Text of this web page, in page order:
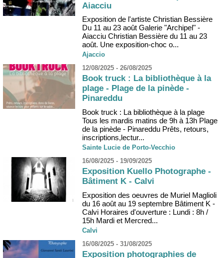
Aiacciu
Exposition de l'artiste Christian Bessière
Du 11 au 23 août Galerie "Archipel" -
Aiacciu Christian Bessière du 11 au 23
août. Une exposition-choc o...
Ajaccio
12/08/2025 - 26/08/2025
Book truck : La bibliothèque à la
plage - Plage de la pinède -
Pinareddu
Book truck : La bibliothèque à la plage
Tous les mardis matins de 9h à 13h Plage
de la pinède - Pinareddu Prêts, retours,
inscriptions,lectur...
Sainte Lucie de Porto-Vecchio
16/08/2025 - 19/09/2025
Exposition Kuello Photographe -
Bâtiment K - Calvi
Exposition des oeuvres de Muriel Maglioli
du 16 août au 19 septembre Bâtiment K -
Calvi Horaires d'ouverture : Lundi : 8h /
15h Mardi et Mercred...
Calvi
16/08/2025 - 31/08/2025
Exposition photographies de